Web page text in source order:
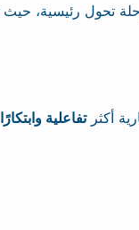
أكثرتفاعلية وابتكارًا